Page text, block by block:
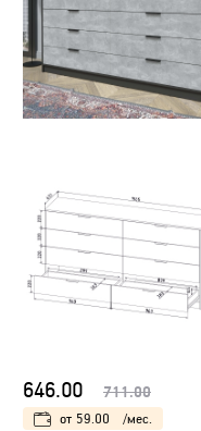
646.00 711.00
от 59.00 /мес.